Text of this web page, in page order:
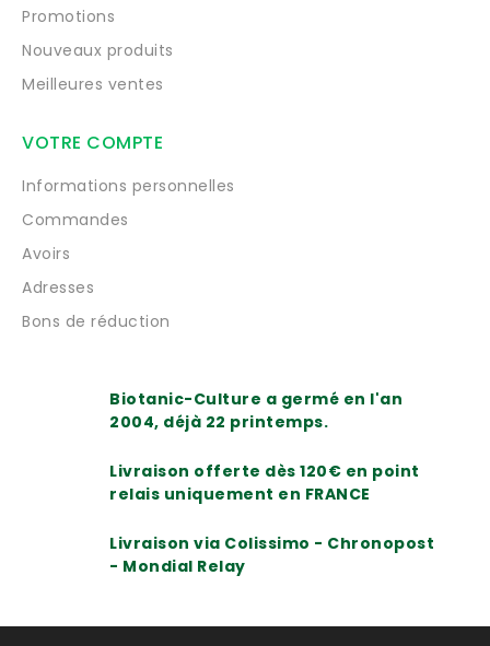
Promotions
Nouveaux produits
Meilleures ventes
VOTRE COMPTE
Informations personnelles
Commandes
Avoirs
Adresses
Bons de réduction
Biotanic-Culture a germé en l'an
2004, déjà 22 printemps.
Livraison offerte dès 120€ en point
relais uniquement en FRANCE
Livraison via Colissimo - Chronopost
- Mondial Relay